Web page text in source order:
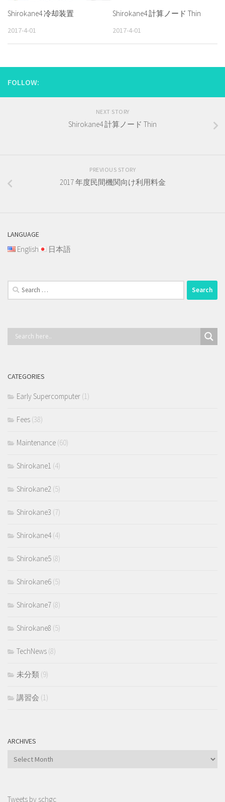
Shirokane4 冷却装置
2017-4-01
Shirokane4 計算ノード Thin
2017-4-01
FOLLOW:
NEXT STORY
Shirokane4 計算ノード Thin
PREVIOUS STORY
2017 年度民間機関向け利用料金
LANGUAGE
English 日本語
Search
for:
CATEGORIES
Early Supercomputer (1)
Fees (38)
Maintenance (60)
Shirokane1 (4)
Shirokane2 (5)
Shirokane3 (7)
Shirokane4(4)
Shirokane5 (8)
Shirokane6 (5)
Shirokane7 (8)
Shirokane8 (5)
TechNews (8)
未分類 (9)
講習会 (1)
ARCHIVES
Archives
Tweets by schgc